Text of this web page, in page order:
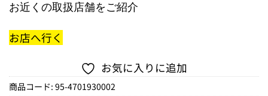
お近くの取扱店舗をご紹介
お店へ行く
お気に入りに追加
商品コード: 95-4701930002